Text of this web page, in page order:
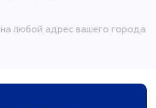
любой адрес вашего города